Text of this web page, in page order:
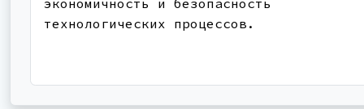
технологических процессов.